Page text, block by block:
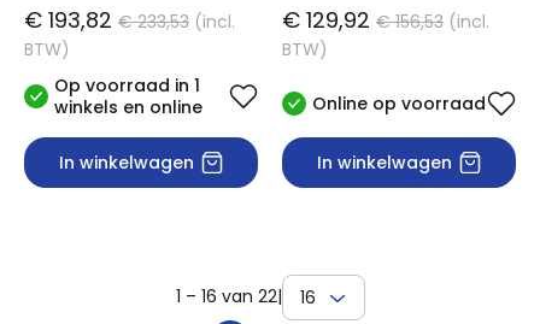
€ 193,82 € 233,53 (incl.
BTW)
Op voorraad in 1
winkels en online
In winkelwagen
€ 129,92 € 156,53 (incl.
BTW)
Online op voorraad
In winkelwagen
1 – 16 van 22| 16